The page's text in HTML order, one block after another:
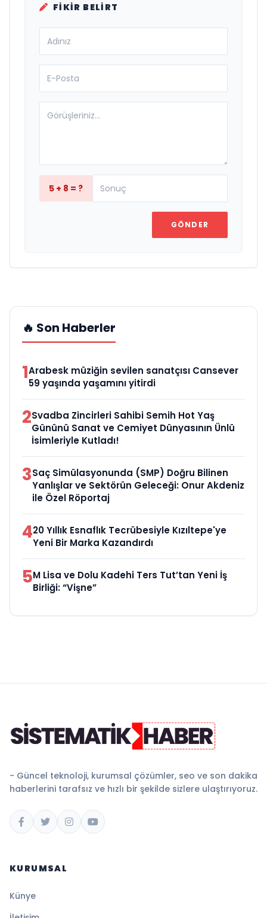
FIKIR BELIRT
5 + 8 = ?
GÖNDER
🔥 Son Haberler
1Arabesk müziğin sevilen sanatçısı Cansever
59 yaşında yaşamını yitirdi
2Svadba Zincirleri Sahibi Semih Hot Yaş
Gününü Sanat ve Cemiyet Dünyasının Ünlü
İsimleriyle Kutladı!
3Saç Simülasyonunda (SMP) Doğru Bilinen
Yanlışlar ve Sektörün Geleceği: Onur Akdeniz
ile Özel Röportaj
420 Yıllık Esnaflık Tecrübesiyle Kızıltepe'ye
Yeni Bir Marka Kazandırdı
5M Lisa ve Dolu Kadehi Ters Tut’tan Yeni İş
Birliği: “Vişne”
- Güncel teknoloji, kurumsal çözümler, seo ve son dakika
haberlerini tarafsız ve hızlı bir şekilde sizlere ulaştırıyoruz.
KURUMSAL
Künye